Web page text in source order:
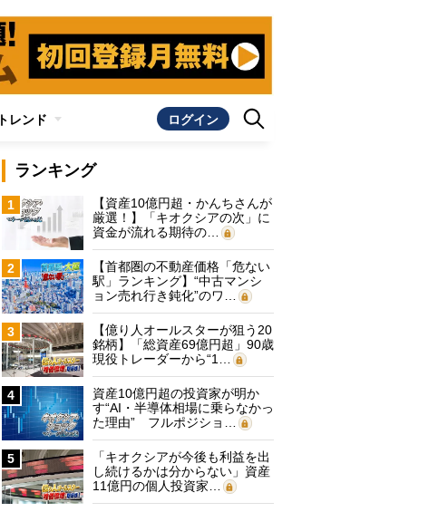
トレンド ログイン
ランキング
1
【資産10億円超・かんちさんが
厳選！】「キオクシアの次」に
資金が流れる期待の…
2
【首都圏の不動産価格「危ない
駅」ランキング】“中古マンシ
ョン売れ行き鈍化”のワ…
3
【億り人オールスターが狙う20
銘柄】「総資産69億円超」90歳
現役トレーダーから“1…
4
資産10億円超の投資家が明か
す“AI・半導体相場に乗らなかっ
た理由” フルポジショ…
5
「キオクシアが今後も利益を出
し続けるかは分からない」資産
11億円の個人投資家…